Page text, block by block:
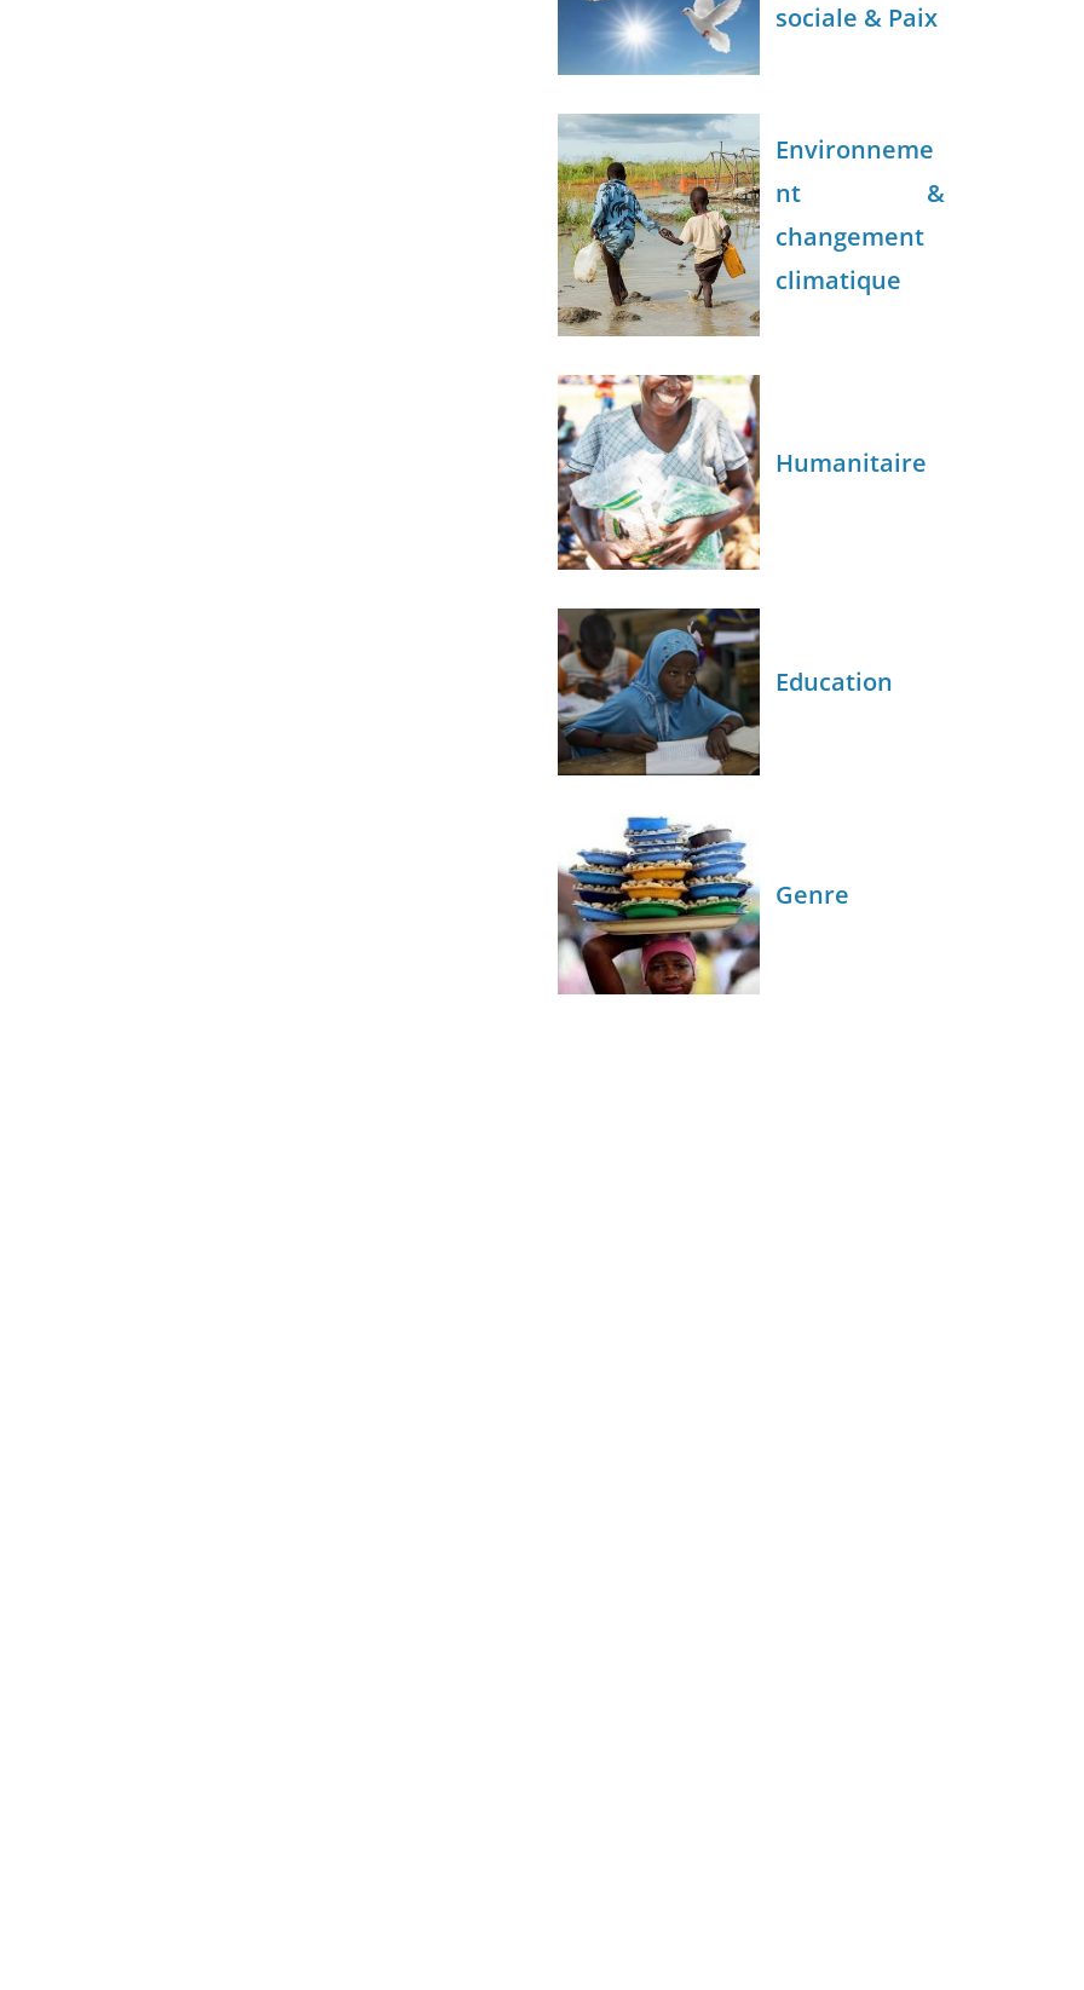
sociale & Paix
Environneme
nt &
changement
climatique
Humanitaire
Education
Genre